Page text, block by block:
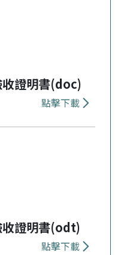
證明書(doc)
點擊下載
證明書(odt)
點擊下載